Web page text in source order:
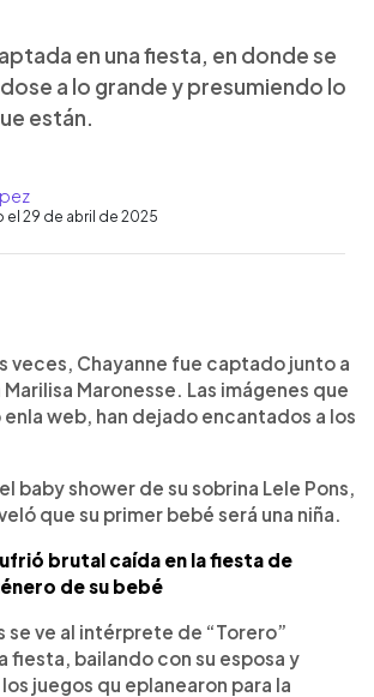
en una fiesta, en donde se
a lo grande y presumiendo lo
están.
el 29 de abril de 2025
artículo
veces, Chayanne fue captado junto a
Maronesse. Las imágenes que
enla web, han dejado encantados a los
baby shower de su sobrina Lele Pons,
que su primer bebé será una niña.
brutal caída en la fiesta de
de su bebé
se ve al intérprete de “Torero”
fiesta, bailando con su esposa y
juegos qu eplanearon para la